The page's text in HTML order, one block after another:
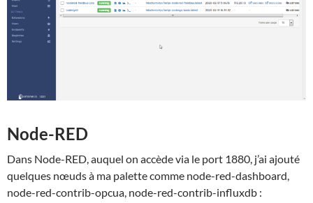
Node-RED
Dans Node-RED, auquel on accède via le port 1880, j’ai ajouté
quelques nœuds à ma palette comme node-red-dashboard,
node-red-contrib-opcua, node-red-contrib-influxdb :